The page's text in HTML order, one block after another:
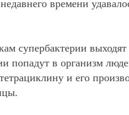
времени
супербактерии
попадут в организм
и его